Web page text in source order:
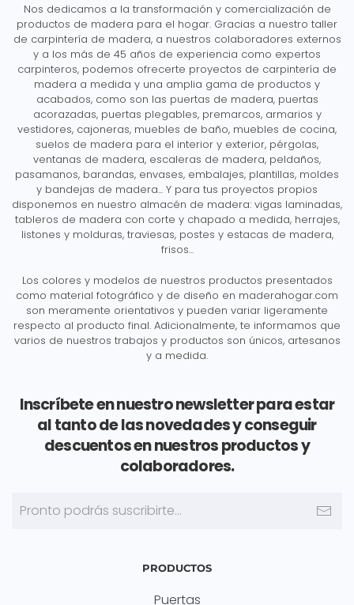
Nos dedicamos a la transformación y comercialización de
productos de madera para el hogar. Gracias a nuestro taller
de carpintería de madera, a nuestros colaboradores externos
y a los más de 45 años de experiencia como expertos
carpinteros, podemos ofrecerte proyectos de carpintería de
madera a medida y una amplia gama de productos y
acabados, como son las puertas de madera, puertas
acorazadas, puertas plegables, premarcos, armarios y
vestidores, cajoneras, muebles de baño, muebles de cocina,
suelos de madera para el interior y exterior, pérgolas,
ventanas de madera, escaleras de madera, peldaños,
pasamanos, barandas, envases, embalajes, plantillas, moldes
y bandejas de madera... Y para tus proyectos propios
disponemos en nuestro almacén de madera: vigas laminadas,
tableros de madera con corte y chapado a medida, herrajes,
listones y molduras, traviesas, postes y estacas de madera,
frisos...
Los colores y modelos de nuestros productos presentados
como material fotográfico y de diseño en maderahogar.com
son meramente orientativos y pueden variar ligeramente
respecto al producto final. Adicionalmente, te informamos que
varios de nuestros trabajos y productos son únicos, artesanos
y a medida.
Inscríbete en nuestro newsletter para estar
al tanto de las novedades y conseguir
descuentos en nuestros productos y
colaboradores.
PRODUCTOS
Puertas